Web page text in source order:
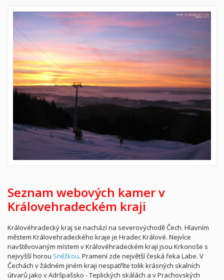
Seznam webových kamer v
Královehradeckém kraji
Královéhradecký kraj se nachází na severovýchodě Čech. Hlavním
městem Královehradeckého kraje je Hradec Králové. Nejvíce
navštěvovaným místem v Královéhradeckém kraji jsou Krkonoše s
nejvyšší horou Sněžkou. Pramení zde největší česká řeka Labe. V
Čechách v žádném jiném kraji nespatříte tolik krásných skalních
útvarů jako v Adršpašsko - Teplických skálách a v Prachovských